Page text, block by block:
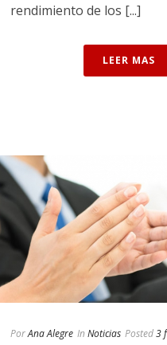
rendimiento de los [...]
LEER MAS
PorAna Alegre In Noticias Posted3